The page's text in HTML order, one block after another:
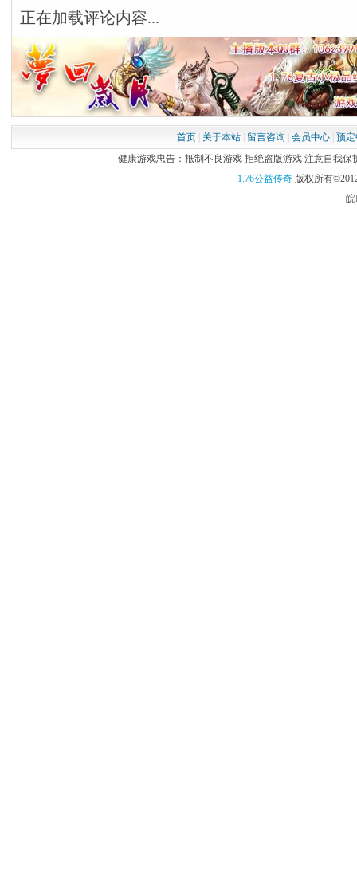
正在加载评论内容...
首页| 关于本站| 留言咨询 会员中心| 预
健康游戏忠告：抵制不良游戏 拒绝盗版游戏 注意自我保
1.76公益传奇版权所有
皖